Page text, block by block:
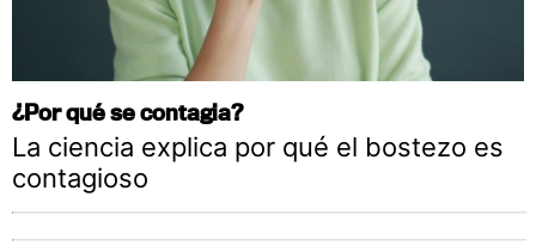
¿Por qué se contagia?
La ciencia explica por qué el bostezo es
contagioso